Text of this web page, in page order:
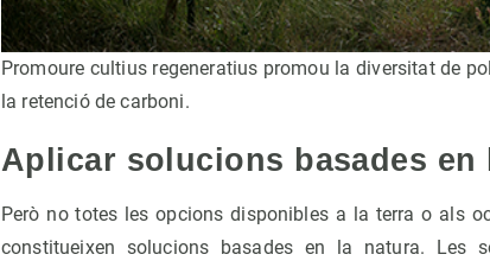
Promoure cultius regeneratius promou la diversitat de
la retenció de carboni.
Aplicar solucions basades en
Però no totes les opcions disponibles a la terra o als
constitueixen solucions basades en la natura.